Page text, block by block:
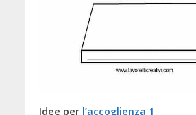
Idee per l’accoglienza 1